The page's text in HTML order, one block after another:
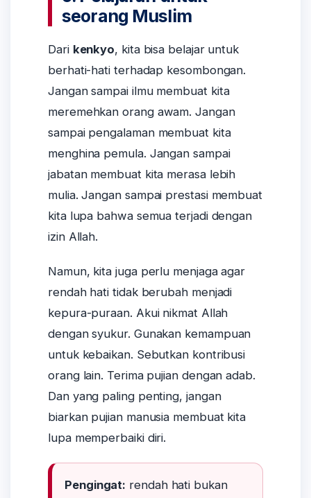
seorang Muslim
Dari kenkyo, kita bisa belajar untuk
berhati-hati terhadap kesombongan.
Jangan sampai ilmu membuat kita
meremehkan orang awam. Jangan
sampai pengalaman membuat kita
menghina pemula. Jangan sampai
jabatan membuat kita merasa lebih
mulia. Jangan sampai prestasi membuat
kita lupa bahwa semua terjadi dengan
izin Allah.
Namun, kita juga perlu menjaga agar
rendah hati tidak berubah menjadi
kepura-puraan. Akui nikmat Allah
dengan syukur. Gunakan kemampuan
untuk kebaikan. Sebutkan kontribusi
orang lain. Terima pujian dengan adab.
Dan yang paling penting, jangan
biarkan pujian manusia membuat kita
lupa memperbaiki diri.
Pengingat: rendah hati bukan